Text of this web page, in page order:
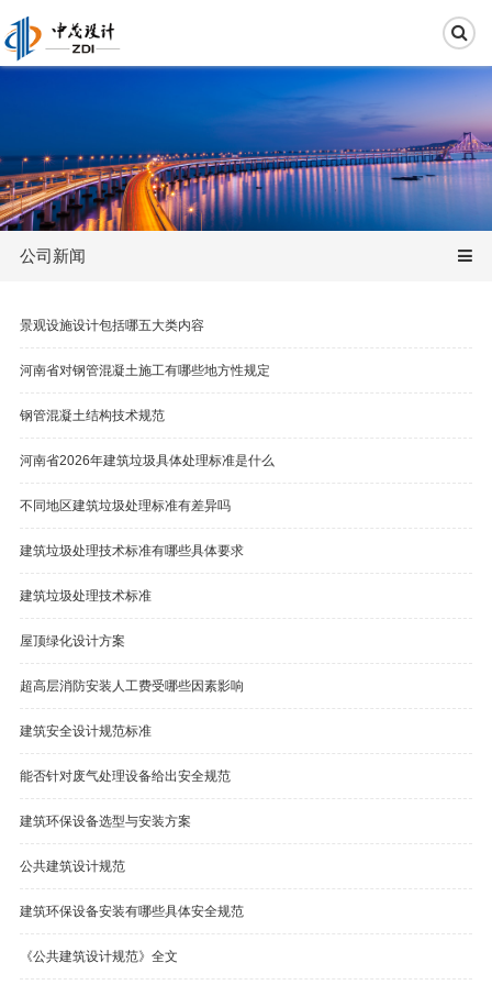
公司新闻
景观设施设计包括哪五大类内容
河南省对钢管混凝土施工有哪些地方性规定
钢管混凝土结构技术规范
河南省2026年建筑垃圾具体处理标准是什么
不同地区建筑垃圾处理标准有差异吗
建筑垃圾处理技术标准有哪些具体要求
建筑垃圾处理技术标准
屋顶绿化设计方案
超高层消防安装人工费受哪些因素影响
建筑安全设计规范标准
能否针对废气处理设备给出安全规范
建筑环保设备选型与安装方案
公共建筑设计规范
建筑环保设备安装有哪些具体安全规范
《公共建筑设计规范》全文